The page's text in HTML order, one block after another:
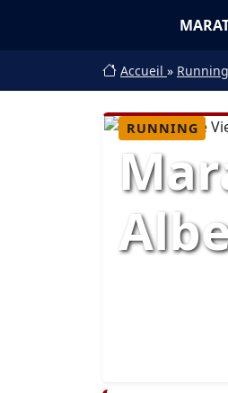
Accueil » Running
RUNNING